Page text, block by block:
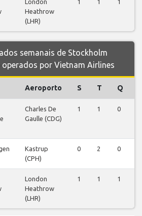
Heathrow
(LHR)
semanais de Stockholm
por Vietnam Airlines
Aeroporto S T Q
Charles De
Gaulle (CDG)
1 1 0
Kastrup
(CPH)
0 2 0
London
Heathrow
(LHR)
1 1 1